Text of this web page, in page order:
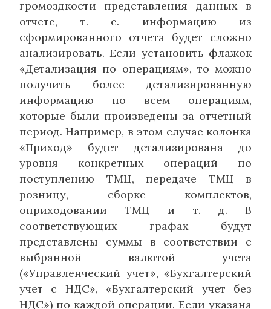
громоздкости представления данных в
отчете, т. е. информацию из
сформированного отчета будет сложно
анализировать. Если установить флажок
«Детализация по операциям», то можно
получить более детализированную
информацию по всем операциям,
которые были произведены за отчетный
период. Например, в этом случае колонка
«Приход» будет детализирована до
уровня конкретных операций по
поступлению ТМЦ, передаче ТМЦ в
розницу, сборке комплектов,
оприходовании ТМЦ и т. д. В
соответствующих графах будут
представлены суммы в соответствии с
выбранной валютой учета
(«Управленческий учет», «Бухгалтерский
учет с НДС», «Бухгалтерский учет без
НДС») по каждой операции. Если указана